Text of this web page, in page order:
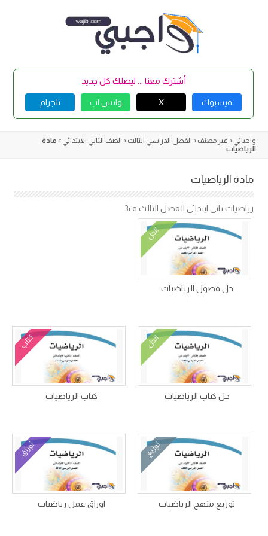
أشترك معنا ... ليصلك كل جديد
فيسبوك X واتس اب تلجرام
واجباتي » غير مصنف » الفصل الدراسي الثالث » الصف الثاني الابتدائي » مادة
الرياضيات
مادة الرياضيات
رياضيات ثاني ابتدائي الفصل الثالث ف3
الحل
حل فصول الرياضيات
الحل
حل كتاب الرياضيات
كتاب
كتاب الرياضيات
توزيع
توزيع منهج الرياضيات
أوراق
اوراق عمل رياضيات